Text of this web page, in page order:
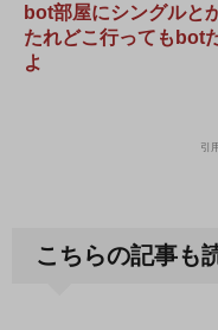
bot部屋にシングルと
たれどこ行ってもbot
よ
引
こちらの記事も